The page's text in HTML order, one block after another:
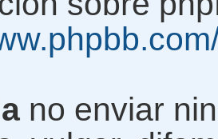
no enviar